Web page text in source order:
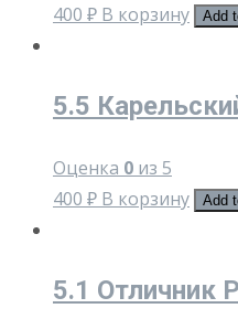
400 ₽ В корзину Add
5.5
Оценка 0 из 5
400 ₽ В корзину Add
5.1 Отличник